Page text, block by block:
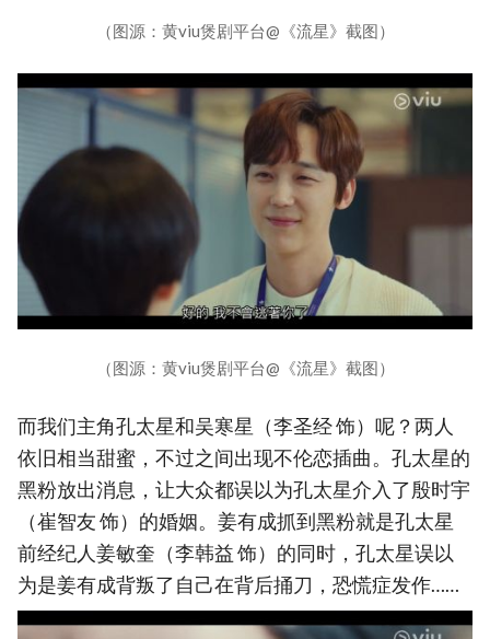
（图源：黄viu煲剧平台@《流星》截图）
（图源：黄viu煲剧平台@《流星》截图）
而我们主角孔太星和吴寒星（李圣经 饰）呢？两人
依旧相当甜蜜，不过之间出现不伦恋插曲。孔太星的
黑粉放出消息，让大众都误以为孔太星介入了殷时宇
（崔智友 饰）的婚姻。姜有成抓到黑粉就是孔太星
前经纪人姜敏奎（李韩益 饰）的同时，孔太星误以
为是姜有成背叛了自己在背后捅刀，恐慌症发作……